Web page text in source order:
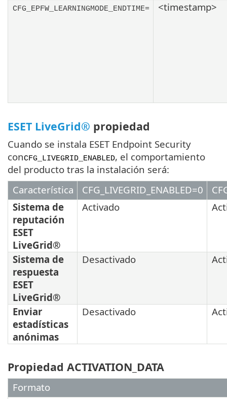
CFG_EPFW_LEARNINGMODE_ENDTIME= <timestamp>
ESET LiveGrid® propiedad
Cuando se instala ESET Endpoint Security
conCFG_LIVEGRID_ENABLED, el comportamiento
del producto tras la instalación será:
Característica
CFG_LIVEGRID_ENABLED=0
Sistema de
reputación
ESET
LiveGrid®
Activado
Sistema de
respuesta
ESET
LiveGrid®
Desactivado
Enviar
estadísticas
anónimas
Desactivado
Propiedad ACTIVATION_DATA
Formato